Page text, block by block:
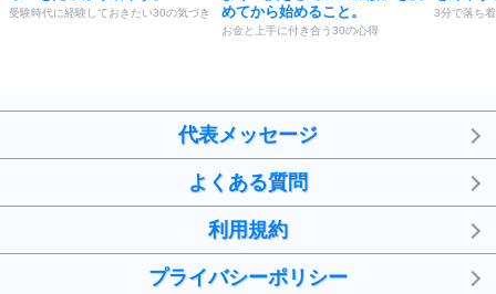
受験時代に経験しておきたい30の気づき
めてから始めること。
お金と上手に付き合う30の心得
3分で落ち
代表メッセージ
よくある質問
利用規約
プライバシーポリシー